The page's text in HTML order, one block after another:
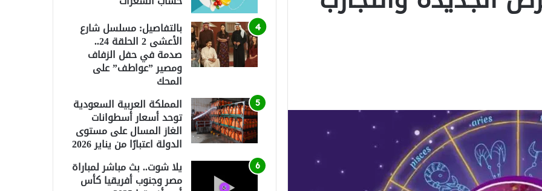
بالتفاصيل: مسلسل شارع
الأعشى 2 الحلقة 24..
صدمة في حفل الزفاف
ومصير ”عواطف” على
المحك
المملكة العربية السعودية
توحد أسعار أسطوانات
الغاز المسال على مستوى
الدولة اعتبارًا من يناير 2026
يلا شوت.. بث مباشر لمباراة
مصر وجنوب أفريقيا كأس